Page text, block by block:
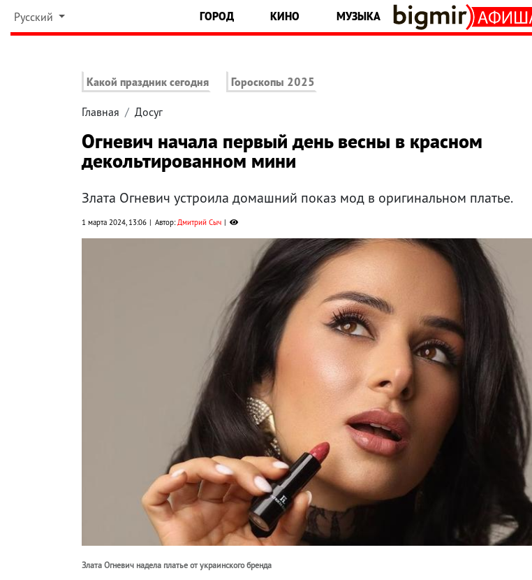
Русский ГОРОД КИНО МУЗЫКА
Какой праздник сегодня Гороскопы 2025
Главная Досуг
Огневич начала первый день весны в красном
декольтированном мини
Злата Огневич устроила домашний показ мод в оригинальном платье.
1 марта 2024, 13:06 Автор:Дмитрий Сыч
Злата Огневич надела платье от украинского бренда